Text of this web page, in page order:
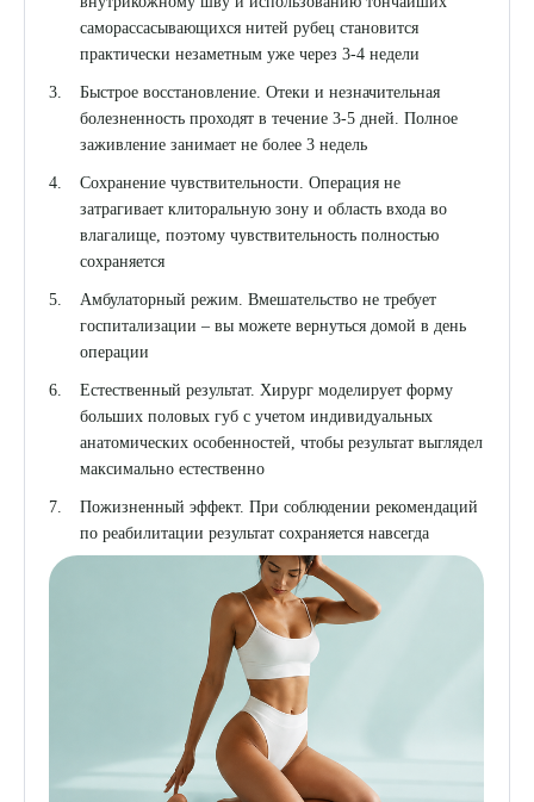
саморассасывающихся нитей рубец становится
практически незаметным уже через 3-4 недели
Быстрое восстановление. Отеки и незначительная
болезненность проходят в течение 3-5 дней. Полное
заживление занимает не более 3 недель
Сохранение чувствительности. Операция не
затрагивает клиторальную зону и область входа во
влагалище, поэтому чувствительность полностью
сохраняется
Амбулаторный режим. Вмешательство не требует
госпитализации – вы можете вернуться домой в день
операции
Естественный результат. Хирург моделирует форму
больших половых губ с учетом индивидуальных
анатомических особенностей, чтобы результат выглядел
максимально естественно
Пожизненный эффект. При соблюдении рекомендаций
по реабилитации результат сохраняется навсегда
Я даю согласие наобработку персональных данных
ПОДТВЕРДИТЬ